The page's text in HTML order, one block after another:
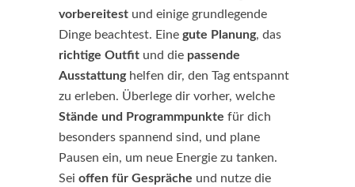
vorbereitest und einige grundlegende
Dinge beachtest. Eine gute Planung, das
richtige Outfit und die passende
Ausstattunghelfen dir, den Tag entspannt
zu erleben. Überlege dir vorher, welche
Stände und Programmpunkte für dich
besonders spannend sind, und plane
Pausen ein, um neue Energie zu tanken.
Sei offen für Gespräche und nutze die